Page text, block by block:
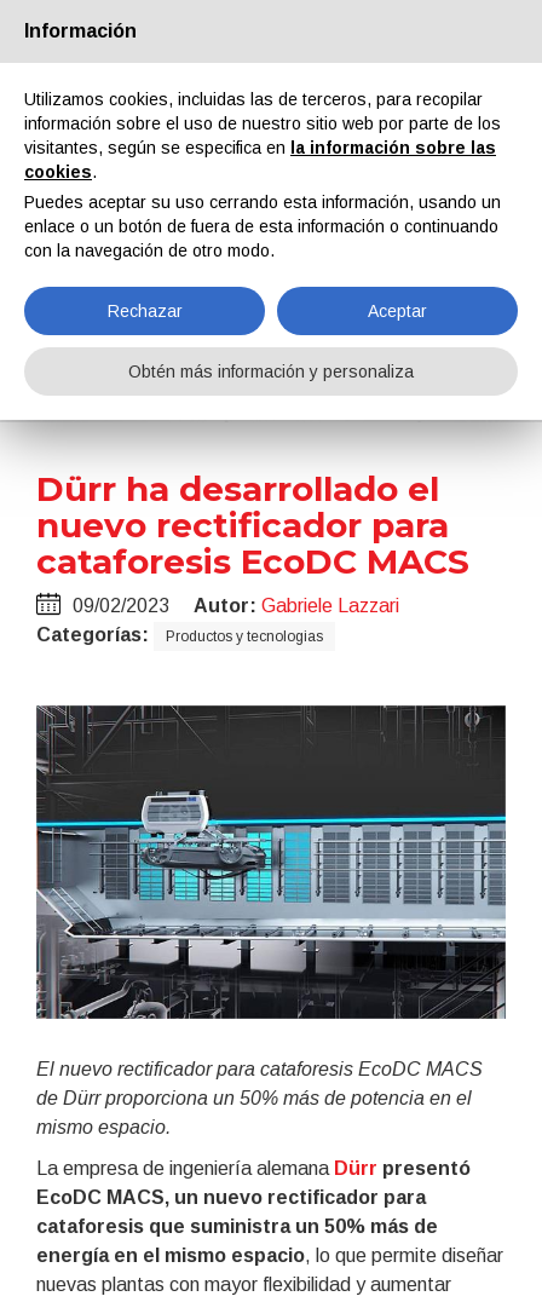
Quiénes somos Socios Contactos Área reservada
Noticias
Noticias Dürr ha desarrollado el nuevo rectificador para cataforesis EcoDC MACS
Dürr ha desarrollado el
nuevo rectificador para
cataforesis EcoDC MACS
09/02/2023 Autor: Gabriele Lazzari
Categorías:
Productos y tecnologias
El nuevo rectificador para cataforesis EcoDC MACS
de Dürr proporciona un 50% más de potencia en el
mismo espacio.
La empresa de ingeniería alemana Dürr presentó
EcoDC MACS, un nuevo rectificador para
cataforesis que suministra un 50% más de
energía en el mismo espacio, lo que permite diseñar
nuevas plantas con mayor flexibilidad y aumentar
Información
Utilizamos cookies, incluidas las de terceros, para recopilar
información sobre el uso de nuestro sitio web por parte de los
visitantes, según se especifica en
la información sobre las
cookies.
Puedes aceptar su uso cerrando esta información, usando un
enlace o un botón de fuera de esta información o continuando
con la navegación de otro modo.
Rechazar Aceptar
Obtén más información y personaliza